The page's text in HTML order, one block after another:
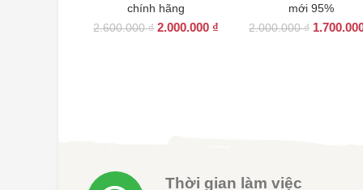
chính hãng
2.600.000₫ Giá
2.000.000 ₫
mới 95%
2.000.000₫ Giá
Thời gian làm việc